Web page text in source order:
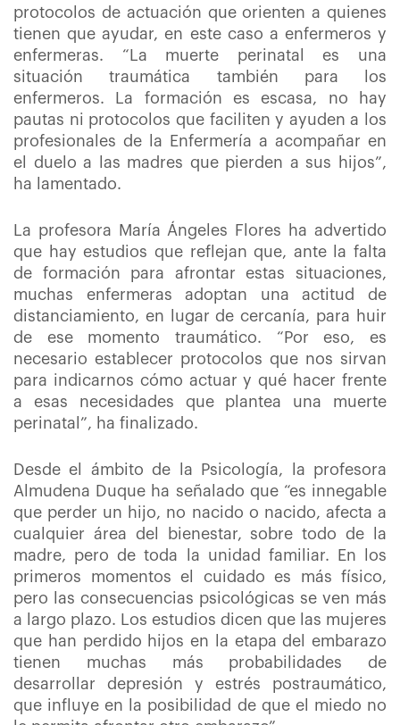
protocolos de actuación que orienten a quienes
tienen que ayudar, en este caso a enfermeros y
enfermeras. “La muerte perinatal es una
situación traumática también para los
enfermeros. La formación es escasa, no hay
pautas ni protocolos que faciliten y ayuden a los
profesionales de la Enfermería a acompañar en
el duelo a las madres que pierden a sus hijos”,
ha lamentado.
La profesora María Ángeles Flores ha advertido
que hay estudios que reflejan que, ante la falta
de formación para afrontar estas situaciones,
muchas enfermeras adoptan una actitud de
distanciamiento, en lugar de cercanía, para huir
de ese momento traumático. “Por eso, es
necesario establecer protocolos que nos sirvan
para indicarnos cómo actuar y qué hacer frente
a esas necesidades que plantea una muerte
perinatal”, ha finalizado.
Desde el ámbito de la Psicología, la profesora
Almudena Duque ha señalado que “es innegable
que perder un hijo, no nacido o nacido, afecta a
cualquier área del bienestar, sobre todo de la
madre, pero de toda la unidad familiar. En los
primeros momentos el cuidado es más físico,
pero las consecuencias psicológicas se ven más
a largo plazo. Los estudios dicen que las mujeres
que han perdido hijos en la etapa del embarazo
tienen muchas más probabilidades de
desarrollar depresión y estrés postraumático,
que influye en la posibilidad de que el miedo no